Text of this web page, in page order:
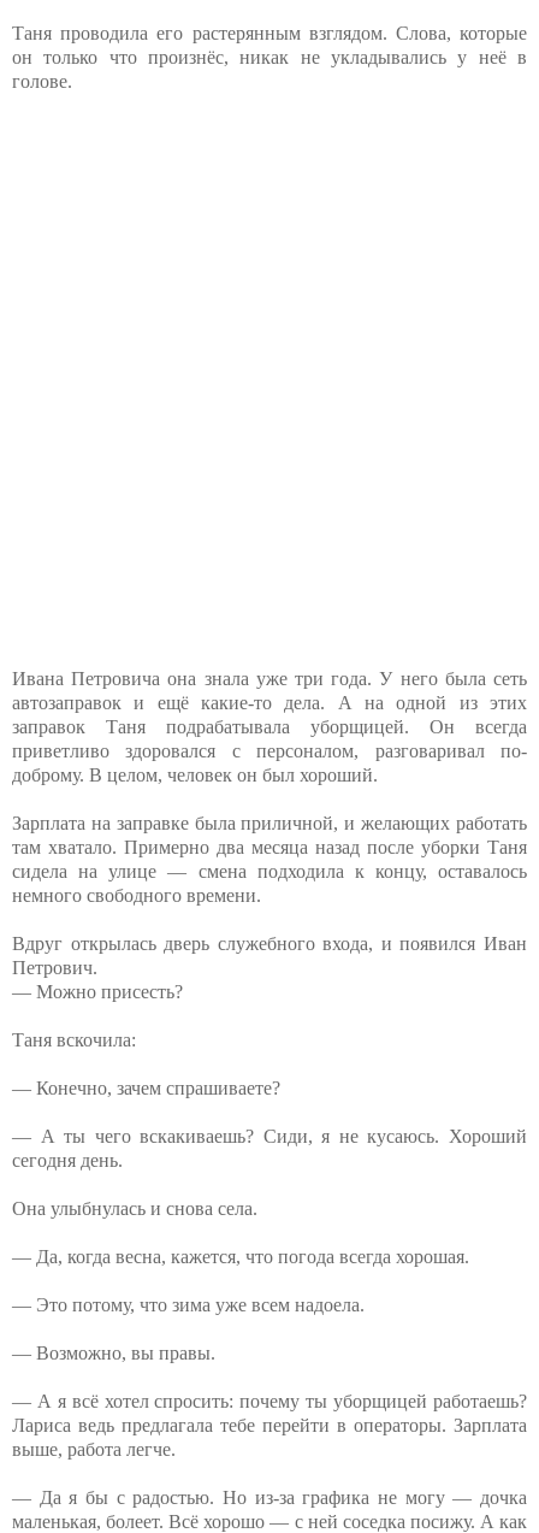
Таня проводила его растерянным взглядом. Слова, которые
он только что произнёс, никак не укладывались у неё в
голове.
Ивана Петровича она знала уже три года. У него была сеть
автозаправок и ещё какие-то дела. А на одной из этих
заправок Таня подрабатывала уборщицей. Он всегда
приветливо здоровался с персоналом, разговаривал по-
доброму. В целом, человек он был хороший.
Зарплата на заправке была приличной, и желающих работать
там хватало. Примерно два месяца назад после уборки Таня
сидела на улице — смена подходила к концу, оставалось
немного свободного времени.
Вдруг открылась дверь служебного входа, и появился Иван
Петрович.
— Можно присесть?
Таня вскочила:
— Конечно, зачем спрашиваете?
— А ты чего вскакиваешь? Сиди, я не кусаюсь. Хороший
сегодня день.
Она улыбнулась и снова села.
— Да, когда весна, кажется, что погода всегда хорошая.
— Это потому, что зима уже всем надоела.
— Возможно, вы правы.
— А я всё хотел спросить: почему ты уборщицей работаешь?
Лариса ведь предлагала тебе перейти в операторы. Зарплата
выше, работа легче.
— Да я бы с радостью. Но из-за графика не могу — дочка
маленькая, болеет. Всё хорошо — с ней соседка посижу. А как